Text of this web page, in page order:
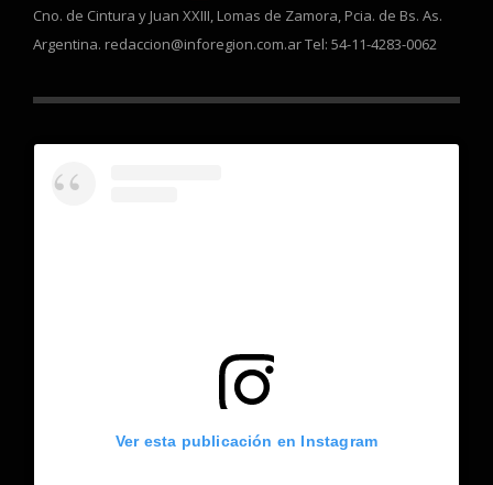
Cno. de Cintura y Juan XXIII, Lomas de Zamora, Pcia. de Bs. As.
Argentina. redaccion@inforegion.com.ar Tel: 54-11-4283-0062
Ver esta publicación en Instagram